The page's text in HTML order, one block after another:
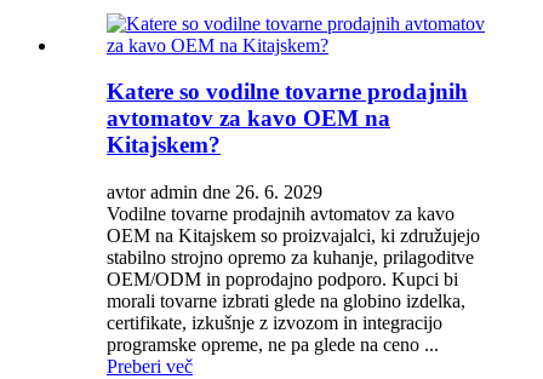
Katere so vodilne tovarne prodajnih
avtomatov za kavo OEM na
Kitajskem?
avtor admin dne 26. 6. 2029
Vodilne tovarne prodajnih avtomatov za kavo
OEM na Kitajskem so proizvajalci, ki združujejo
stabilno strojno opremo za kuhanje, prilagoditve
OEM/ODM in poprodajno podporo. Kupci bi
morali tovarne izbrati glede na globino izdelka,
certifikate, izkušnje z izvozom in integracijo
programske opreme, ne pa glede na ceno ...
Preberi več